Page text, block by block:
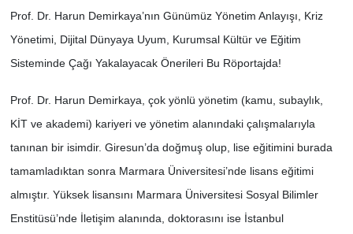
Prof. Dr. Harun Demirkaya’nın Günümüz Yönetim Anlayışı, Kriz
Yönetimi, Dijital Dünyaya Uyum, Kurumsal Kültür ve Eğitim
Sisteminde Çağı Yakalayacak Önerileri Bu Röportajda!
Prof. Dr. Harun Demirkaya, çok yönlü yönetim (kamu, subaylık,
KİT ve akademi) kariyeri ve yönetim alanındaki çalışmalarıyla
tanınan bir isimdir. Giresun’da doğmuş olup, lise eğitimini burada
tamamladıktan sonra Marmara Üniversitesi’nde lisans eğitimi
almıştır. Yüksek lisansını Marmara Üniversitesi Sosyal Bilimler
Enstitüsü’nde İletişim alanında, doktorasını ise İstanbul